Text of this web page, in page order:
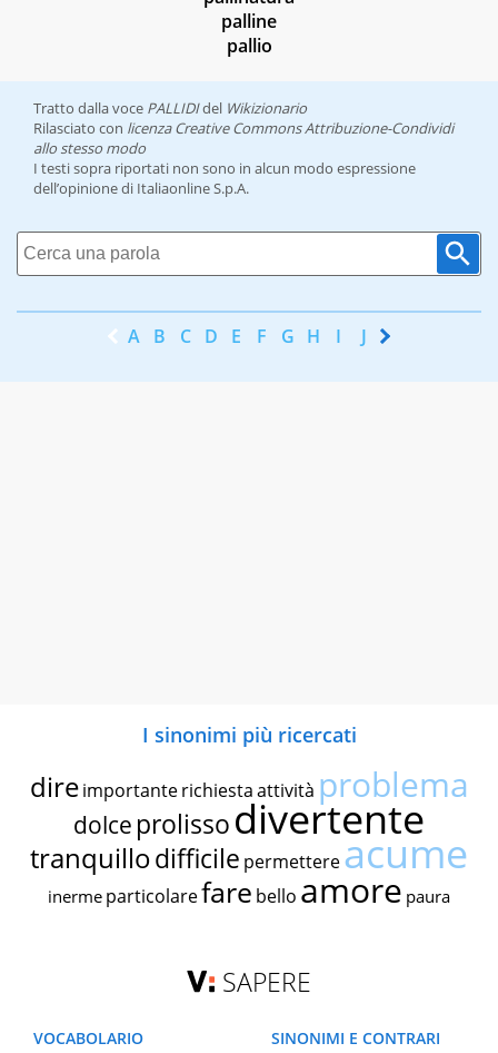
palline
pallio
Tratto dalla voce PALLIDIdel Wikizionario
Rilasciato con licenza Creative Commons Attribuzione-Condividi
allo stesso modo
I testi sopra riportati non sono in alcun modo espressione
dell’opinione di Italiaonline S.p.A.
A B C D E F G H I J K
I sinonimi più ricercati
dire importante richiestaattività problema
dolce prolissodivertente
tranquillodifficile permettereacume
inerme particolarefare bello amore paura
SAPERE
VOCABOLARIO
SINONIMI E CONTRARI